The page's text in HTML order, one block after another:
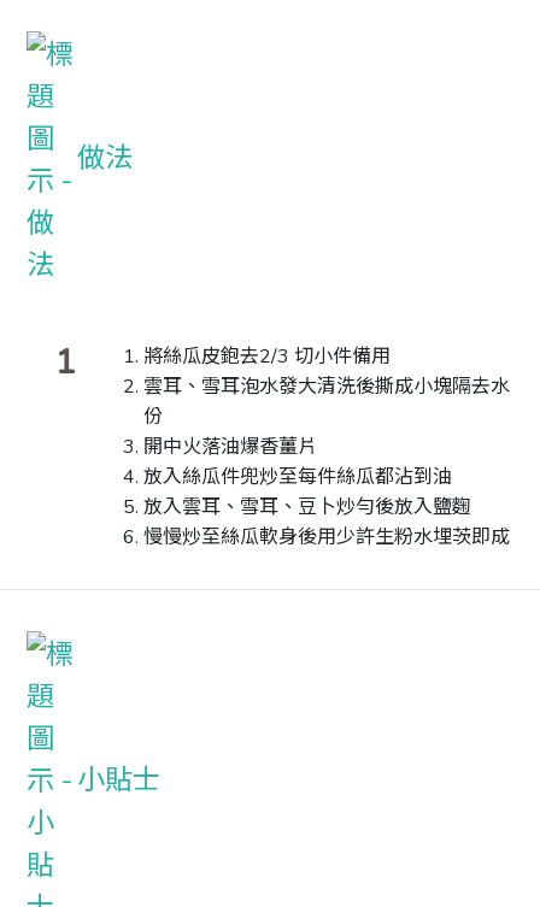
做法
1
將絲瓜皮鉋去2/3 切小件備用
雲耳、雪耳泡水發大清洗後撕成小塊隔去水
份
開中火落油爆香薑片
放入絲瓜件兜炒至每件絲瓜都沾到油
放入雲耳、雪耳、豆卜炒勻後放入鹽麴
慢慢炒至絲瓜軟身後用少許生粉水埋茨即成
小貼士